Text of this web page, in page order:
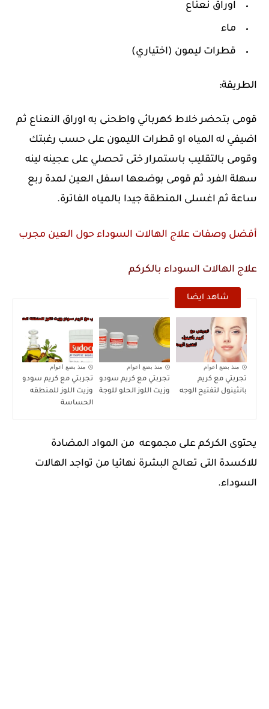
اوراق نعناع
ماء
قطرات ليمون (اختياري)
الطريقة:
قومى بتحضر خلاط كهربائي واطحنى به اوراق النعناع ثم
اضيفي له المياه او قطرات الليمون على حسب رغبتك
وقومى بالتقليب باستمرار ختى تحصلي على عجينه لينه
سهلة الفرد ثم قومى بوضعها اسفل العين لمدة ربع
ساعة ثم اغسلى المنطقة جيدا بالمياه الفاترة.
أفضل وصفات علاج الهالات السوداء حول العين مجرب
علاج الهالات السوداء بالكركم
شاهد ايضا
منذ بضع اعوام
تجربتي مع كريم
بانثينول لتفتيح الوجه
منذ بضع اعوام
تجربتي مع كريم سودو
وزيت اللوز الحلو للوجة
منذ بضع اعوام
تجربتي مع كريم سودو
وزيت اللوز للمنطقه
الحساسة
يحتوى الكركم على مجموعه من المواد المضادة
للاكسدة التى تعالج البشرة نهائيا من تواجد الهالات
السوداء.